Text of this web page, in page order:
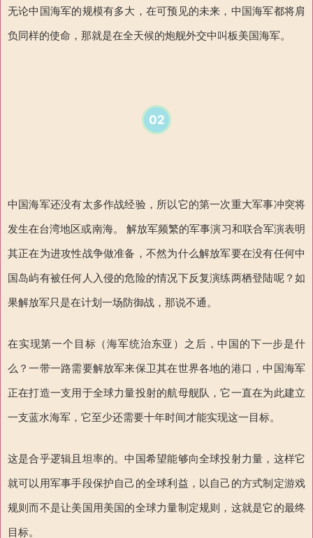
无论中国海军的规模有多大，在可预见的未来，中国海军都将肩
负同样的使命，那就是在全天候的炮舰外交中叫板美国海军。
02
中国海军还没有太多作战经验，所以它的第一次重大军事冲突将
发生在台湾地区或南海。 解放军频繁的军事演习和联合军演表明
其正在为进攻性战争做准备，不然为什么解放军要在没有任何中
国岛屿有被任何人入侵的危险的情况下反复演练两栖登陆呢？如
果解放军只是在计划一场防御战，那说不通。
在实现第一个目标（海军统治东亚）之后，中国的下一步是什
么？一带一路需要解放军来保卫其在世界各地的港口，中国海军
正在打造一支用于全球力量投射的航母舰队，它一直在为此建立
一支蓝水海军，它至少还需要十年时间才能实现这一目标。
这是合乎逻辑且坦率的。中国希望能够向全球投射力量，这样它
就可以用军事手段保护自己的全球利益，以自己的方式制定游戏
规则而不是让美国用美国的全球力量制定规则，这就是它的最终
目标。